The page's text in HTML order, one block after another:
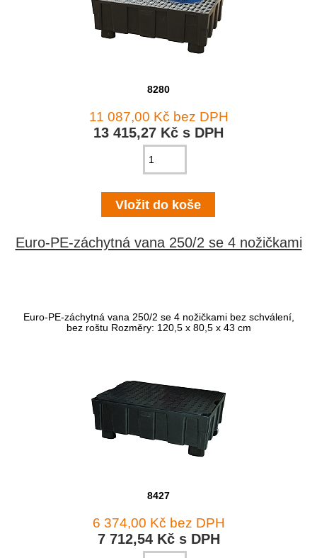
8280
11 087,00 Kč bez DPH
13 415,27 Kč s DPH
Euro-PE-záchytná vana 250/2 se 4 nožičkami
Euro-PE-záchytná vana 250/2 se 4 nožičkami bez schválení,
bez roštu Rozměry: 120,5 x 80,5 x 43 cm
8427
6 374,00 Kč bez DPH
7 712,54 Kč s DPH